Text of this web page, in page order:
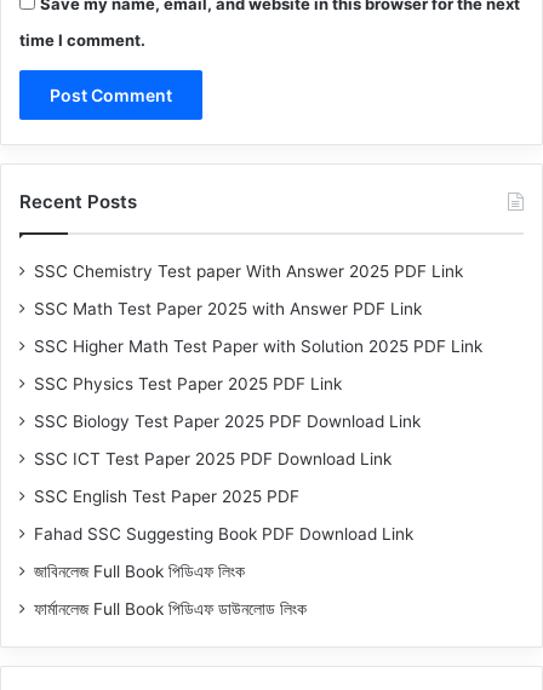
time I comment.
Recent Posts
SSC Chemistry Test paper With Answer 2025 PDF Link
SSC Math Test Paper 2025 with Answer PDF Link
SSC Higher Math Test Paper with Solution 2025 PDF Link
SSC Physics Test Paper 2025 PDF Link
SSC Biology Test Paper 2025 PDF Download Link
SSC ICT Test Paper 2025 PDF Download Link
SSC English Test Paper 2025 PDF
Fahad SSC Suggesting Book PDF Download Link
জাবিনলেজ Full Book পিডিএফ লিংক
ফার্মানলেজ Full Book পিডিএফ ডাউনলোড লিংক